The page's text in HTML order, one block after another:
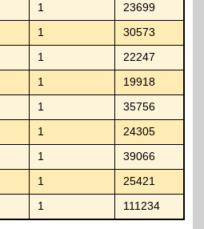
1 23699
1 30573
1 22247
1 19918
1 35756
1 24305
1 39066
1 25421
1 111234